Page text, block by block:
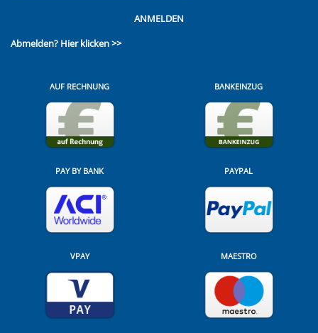
ANMELDEN
Abmelden? Hier klicken >>
AUF RECHNUNG BANKEINZUG
PAY BY BANK PAYPAL
VPAY MAESTRO